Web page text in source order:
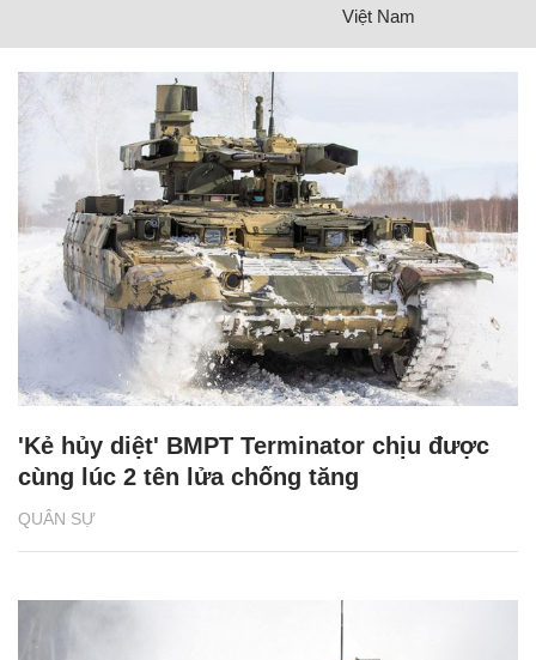
Việt Nam
QUÂN SỰ
'Kẻ hủy diệt' BMPT Terminator chịu được
cùng lúc 2 tên lửa chống tăng